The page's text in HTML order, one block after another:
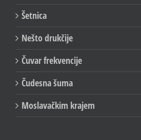
Šetnica
Nešto drukčije
Čuvar frekvencije
Čudesna šuma
Moslavačkim krajem